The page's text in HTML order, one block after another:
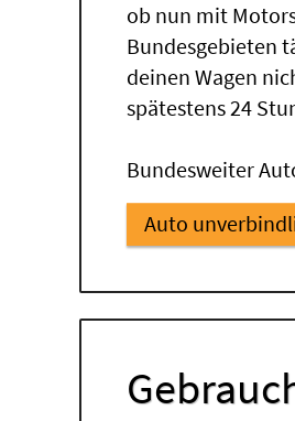
ob nun mit
Bundesgebieten
deinen Wagen
spätestens 24
Bundesweiter
Auto